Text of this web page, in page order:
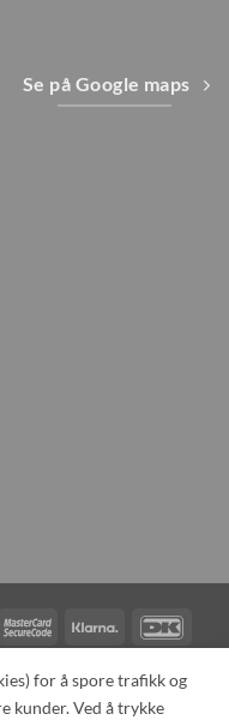
Se på Google maps
MasterCard
2
Klarna
OSS OM OSS
for å spore trafikk og
kunder. Ved å trykke